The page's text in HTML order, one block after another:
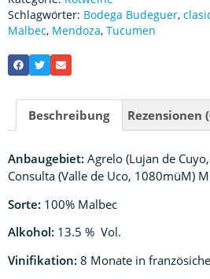
Schlagwörter: Bodega Budeguer,
Malbec, Mendoza, Tucumen
Beschreibung Rezensionen
Anbaugebiet: Agrelo (Lujan de
Consulta (Valle de Uco, 1080müM)
Sorte: 100% Malbec
Alkohol: 13.5 % Vol.
Vinifikation: 8 Monate in